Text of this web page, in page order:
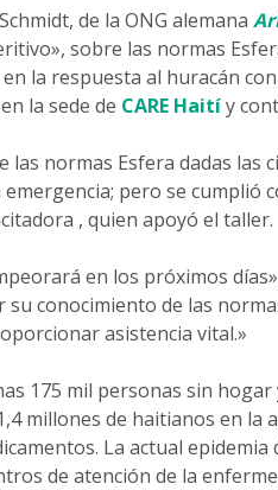
de la ONG alemana
sobre las normas
la respuesta al huracán
la sede de CARE Haitíy
las normas Esfera dadas las
pero se cumplió
, quien apoyó el taller.
en los próximos
conocimiento de las
asistencia vital.»
175 mil personas sin
millones de haitianos en la
La actual epidemia
de atención de la